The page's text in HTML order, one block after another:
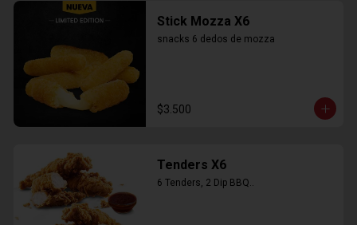
Stick Mozza X6
snacks 6 dedos de mozza
$3.500
Tenders X6
6 Tenders, 2 Dip BBQ..